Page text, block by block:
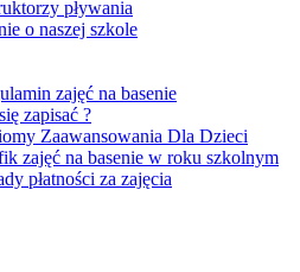
pływania
o naszej szkole
zajęć na basenie
zapisać ?
Zaawansowania Dla Dzieci
zajęć na basenie w roku szkolnym
płatności za zajęcia